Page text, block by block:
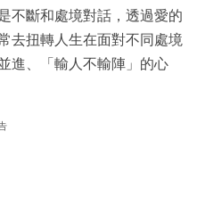
不斷和處境對話，透過愛的
去扭轉人生在面對不同處境
進、「輸人不輸陣」的心